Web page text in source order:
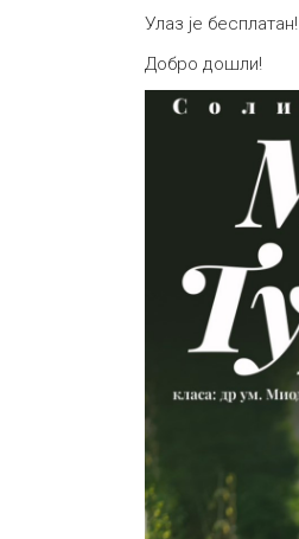
Улаз је бесплатан!
Добро дошли!